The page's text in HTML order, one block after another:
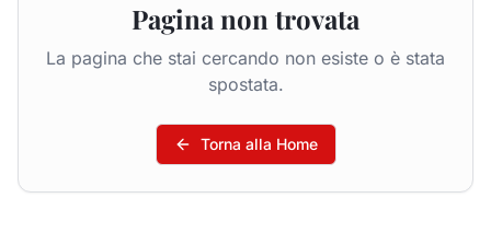
Pagina non trovata
La pagina che stai cercando non esiste o è stata
spostata.
Torna alla Home